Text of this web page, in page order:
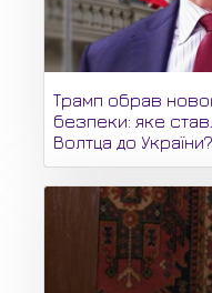
Трамп обрав
безпеки: яке
Волтца до України?